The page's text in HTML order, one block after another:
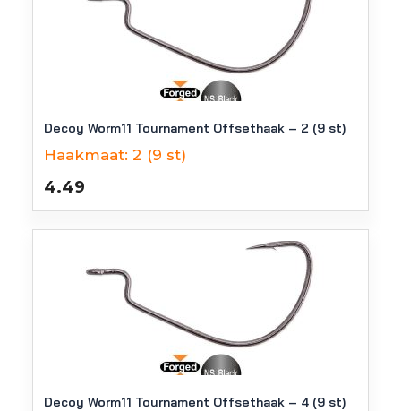
Decoy Worm11 Tournament Offsethaak – 2 (9 st)
Haakmaat: 2 (9 st)
4.49
Decoy Worm11 Tournament Offsethaak – 4 (9 st)